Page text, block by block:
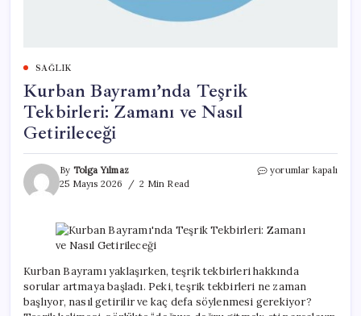
SAĞLIK
Kurban Bayramı’nda Teşrik
Tekbirleri: Zamanı ve Nasıl
Getirileceği
By Tolga Yılmaz
25 Mayıs 2026
2 Min Read
Kurban
Zamanı
ve
Getirileceği
için
yorumlar kapalı
Kurban Bayramı yaklaşırken, teşrik tekbirleri hakkında
sorular artmaya başladı. Peki, teşrik tekbirleri ne zaman
başlıyor, nasıl getirilir ve kaç defa söylenmesi gerekiyor?